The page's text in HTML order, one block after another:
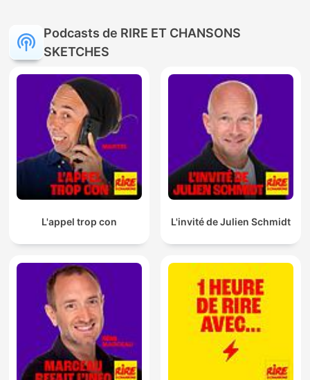
Podcasts de RIRE ET CHANSONS
SKETCHES
L'appel trop con L'invité de Julien Schmidt